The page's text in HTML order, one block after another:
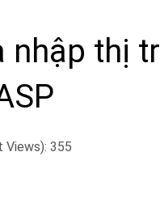
nhập thị
Views): 355